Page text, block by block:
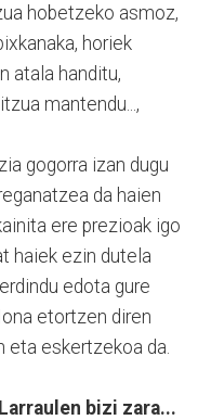
hobetzeko asmoz,
horiek
atala handitu,
mantendu...,
gogorra izan dugu
da haien
ere prezioak igo
haiek ezin dutela
edota gure
etortzen diren
eta eskertzekoa da.
bizi zara...